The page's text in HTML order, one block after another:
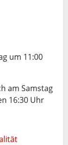
um 11:00
am Samstag
16:30 Uhr